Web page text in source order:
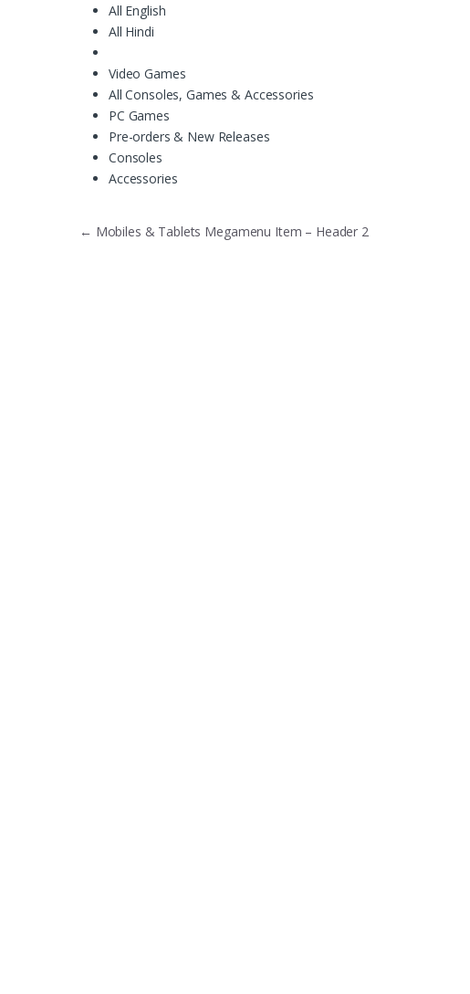
All English
All Hindi
Video Games
All Consoles, Games & Accessories
PC Games
Pre-orders & New Releases
Consoles
Accessories
Điều hướng bài viết
← Mobiles & Tablets Megamenu Item – Header 2